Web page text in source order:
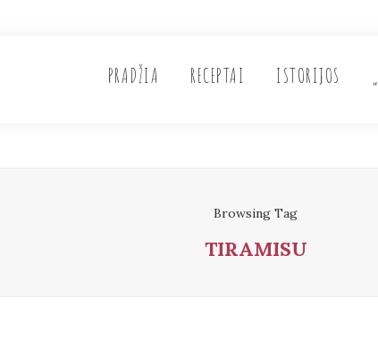
PRADŽIA RECEPTAI ISTORIJOS
Browsing Tag
TIRAMISU